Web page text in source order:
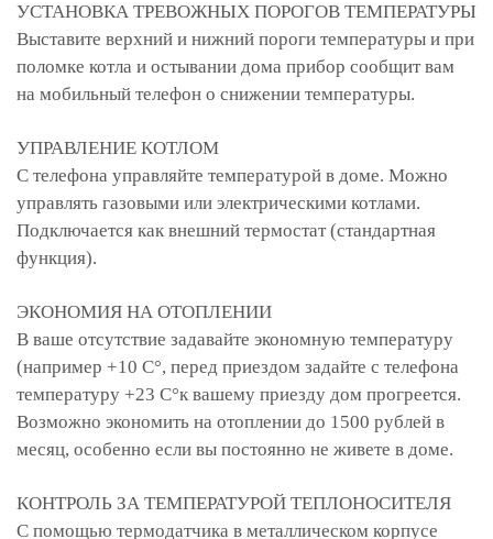
УСТАНОВКА ТРЕВОЖНЫХ ПОРОГОВ ТЕМПЕРАТУРЫ
Выставите верхний и нижний пороги температуры и при
поломке котла и остывании дома прибор сообщит вам
на мобильный телефон о снижении температуры.
УПРАВЛЕНИЕ КОТЛОМ
С телефона управляйте температурой в доме. Можно
управлять газовыми или электрическими котлами.
Подключается как внешний термостат (стандартная
функция).
ЭКОНОМИЯ НА ОТОПЛЕНИИ
В ваше отсутствие задавайте экономную температуру
(например +10 С°, перед приездом задайте с телефона
температуру +23 С°к вашему приезду дом прогреется.
Возможно экономить на отоплении до 1500 рублей в
месяц, особенно если вы постоянно не живете в доме.
КОНТРОЛЬ ЗА ТЕМПЕРАТУРОЙ ТЕПЛОНОСИТЕЛЯ
С помощью термодатчика в металлическом корпусе